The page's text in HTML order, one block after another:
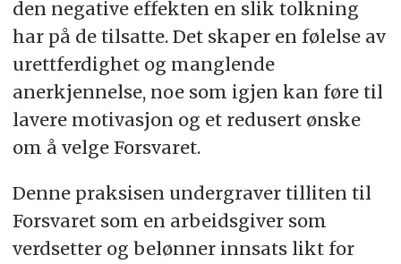
den negative effekten en slik tolkning
har på de tilsatte. Det skaper en følelse av
urettferdighet og manglende
anerkjennelse, noe som igjen kan føre til
lavere motivasjon og et redusert ønske
om å velge Forsvaret.
Denne praksisen undergraver tilliten til
Forsvaret som en arbeidsgiver som
verdsetter og belønner innsats likt for